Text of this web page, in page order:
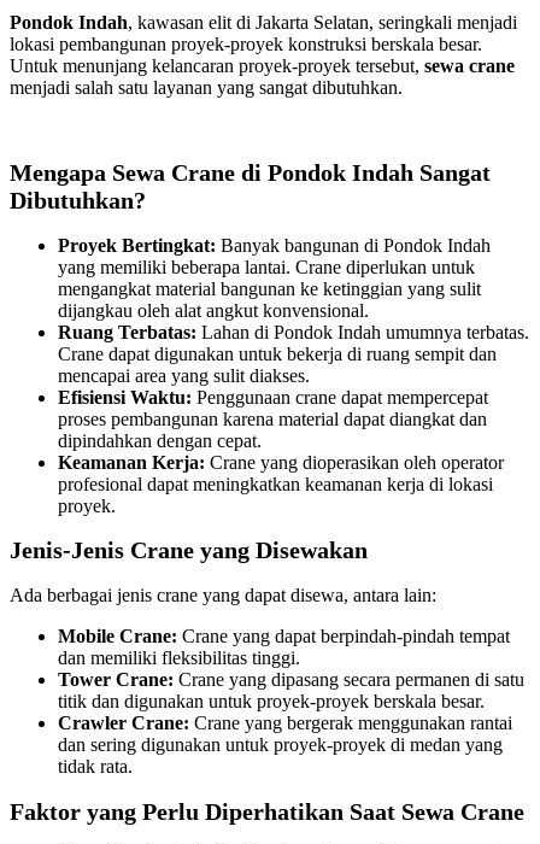
Pondok Indah, kawasan elit di Jakarta Selatan, seringkali menjadi
lokasi pembangunan proyek-proyek konstruksi berskala besar.
Untuk menunjang kelancaran proyek-proyek tersebut, sewa crane
menjadi salah satu layanan yang sangat dibutuhkan.
Mengapa Sewa Crane di Pondok Indah Sangat
Dibutuhkan?
Proyek Bertingkat: Banyak bangunan di Pondok Indah
yang memiliki beberapa lantai. Crane diperlukan untuk
mengangkat material bangunan ke ketinggian yang sulit
dijangkau oleh alat angkut konvensional.
Ruang Terbatas: Lahan di Pondok Indah umumnya terbatas.
Crane dapat digunakan untuk bekerja di ruang sempit dan
mencapai area yang sulit diakses.
Efisiensi Waktu: Penggunaan crane dapat mempercepat
proses pembangunan karena material dapat diangkat dan
dipindahkan dengan cepat.
Keamanan Kerja: Crane yang dioperasikan oleh operator
profesional dapat meningkatkan keamanan kerja di lokasi
proyek.
Jenis-Jenis Crane yang Disewakan
Ada berbagai jenis crane yang dapat disewa, antara lain:
Mobile Crane: Crane yang dapat berpindah-pindah tempat
dan memiliki fleksibilitas tinggi.
Tower Crane: Crane yang dipasang secara permanen di satu
titik dan digunakan untuk proyek-proyek berskala besar.
Crawler Crane: Crane yang bergerak menggunakan rantai
dan sering digunakan untuk proyek-proyek di medan yang
tidak rata.
Faktor yang Perlu Diperhatikan Saat Sewa Crane